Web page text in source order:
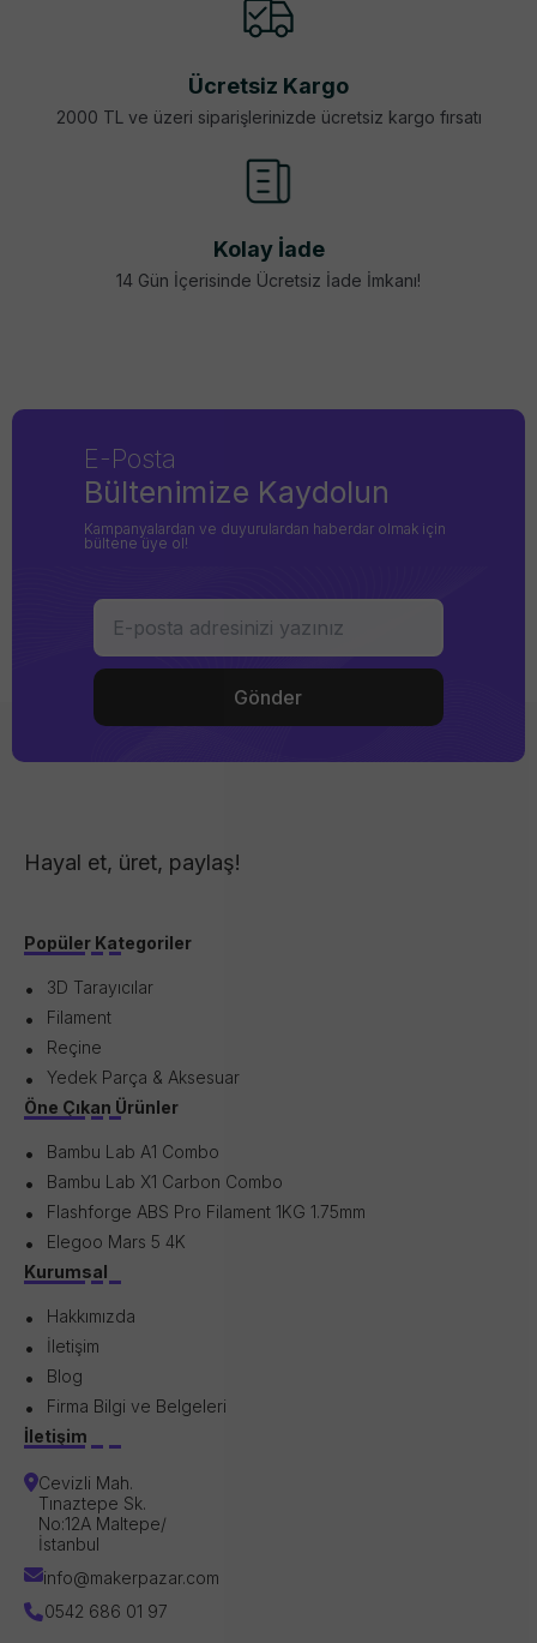
Ücretsiz Kargo
2000 TL ve üzeri siparişlerinizde ücretsiz kargo fırsatı
Kolay İade
14 Gün İçerisinde Ücretsiz İade İmkanı!
E-Posta
Bültenimize Kaydolun
Kampanyalardan ve duyurulardan haberdar olmak için
bültene üye ol!
Hayal et, üret, paylaş!
Popüler Kategoriler
3D Tarayıcılar
Filament
Reçine
Yedek Parça & Aksesuar
Öne Çıkan Ürünler
Bambu Lab A1 Combo
Bambu Lab X1 Carbon Combo
Flashforge ABS Pro Filament 1KG 1.75mm
Elegoo Mars 5 4K
Kurumsal
Hakkımızda
İletişim
Blog
Firma Bilgi ve Belgeleri
İletişim
Cevizli Mah.
Tınaztepe Sk.
No:12A Maltepe/
İstanbul
info@makerpazar.com
0542 686 01 97